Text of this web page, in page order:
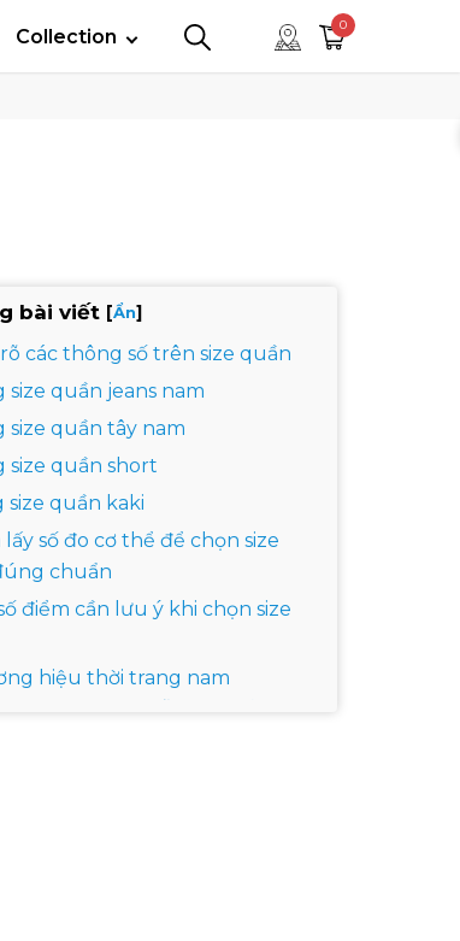
Collection
0
bài viết [Ẩn]
các thông số trên size quần
size quần jeans nam
size quần tây nam
size quần short
size quần kaki
lấy số đo cơ thể để chọn size
chuẩn
điểm cần lưu ý khi chọn size
hiệu thời trang nam